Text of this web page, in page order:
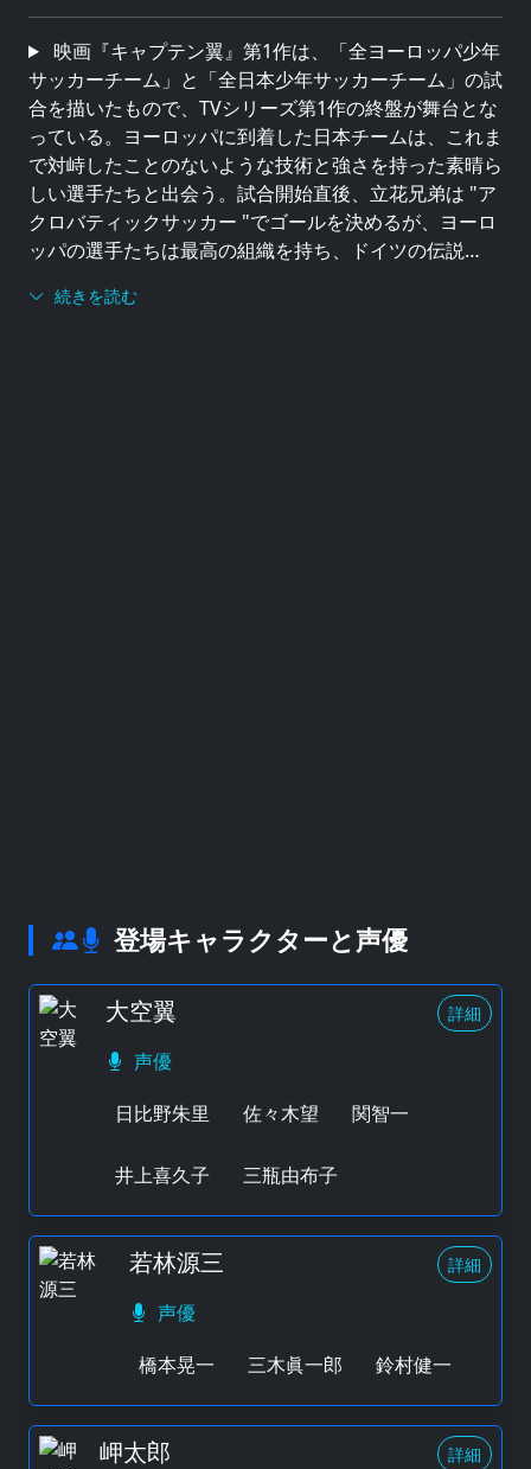
映画『キャプテン翼』第1作は、「全ヨーロッパ少年
サッカーチーム」と「全日本少年サッカーチーム」の試
合を描いたもので、TVシリーズ第1作の終盤が舞台とな
っている。ヨーロッパに到着した日本チームは、これま
で対峙したことのないような技術と強さを持った素晴ら
しい選手たちと出会う。試合開始直後、立花兄弟は "ア
クロバティックサッカー "でゴールを決めるが、ヨーロ
ッパの選手たちは最高の組織を持ち、ドイツの伝説…
続きを読む
登場キャラクターと声優
大空翼 詳細
声優
日比野朱里
佐々木望 関智一
井上喜久子 三瓶由布子
若林源三 詳細
声優
橋本晃一
三木眞一郎 鈴村健一
岬太郎 詳細